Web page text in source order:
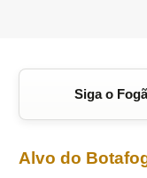
Siga o
Alvo do